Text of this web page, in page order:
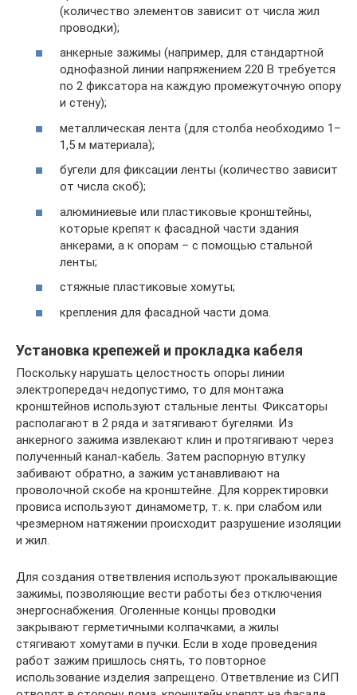
(количество элементов зависит от числа жил
проводки);
анкерные зажимы (например, для стандартной
однофазной линии напряжением 220 В требуется
по 2 фиксатора на каждую промежуточную опору
и стену);
металлическая лента (для столба необходимо 1–
1,5 м материала);
бугели для фиксации ленты (количество зависит
от числа скоб);
алюминиевые или пластиковые кронштейны,
которые крепят к фасадной части здания
анкерами, а к опорам – с помощью стальной
ленты;
стяжные пластиковые хомуты;
крепления для фасадной части дома.
Установка крепежей и прокладка кабеля
Поскольку нарушать целостность опоры линии
электропередач недопустимо, то для монтажа
кронштейнов используют стальные ленты. Фиксаторы
располагают в 2 ряда и затягивают бугелями. Из
анкерного зажима извлекают клин и протягивают через
полученный канал-кабель. Затем распорную втулку
забивают обратно, а зажим устанавливают на
проволочной скобе на кронштейне. Для корректировки
провиса используют динамометр, т. к. при слабом или
чрезмерном натяжении происходит разрушение изоляции
и жил.
Для создания ответвления используют прокалывающие
зажимы, позволяющие вести работы без отключения
энергоснабжения. Оголенные концы проводки
закрывают герметичными колпачками, а жилы
стягивают хомутами в пучки. Если в ходе проведения
работ зажим пришлось снять, то повторное
использование изделия запрещено. Ответвление из СИП